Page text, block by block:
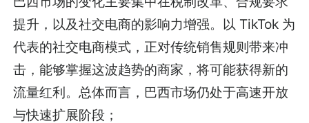
提升，以及社交电商的影响力增强。以 TikTok 为
代表的社交电商模式，正对传统销售规则带来冲
击，能够掌握这波趋势的商家，将可能获得新的
流量红利。总体而言，巴西市场仍处于高速开放
与快速扩展阶段；